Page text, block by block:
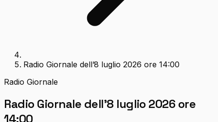
Radio Giornale dell’8 luglio 2026 ore 14:00
Radio Giornale
Radio Giornale dell’8 luglio 2026 ore
14:00